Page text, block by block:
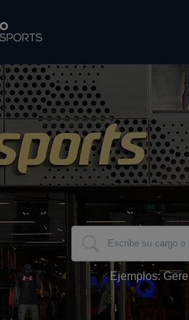
Ejemplos: